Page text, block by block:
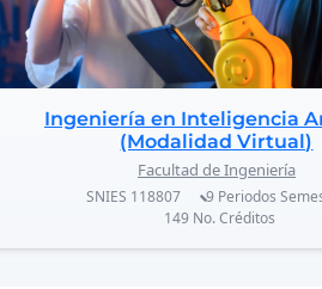
Ingeniería en Inteligencia
(Modalidad Virtual)
Facultad de Ingeniería
SNIES 118807 9 Periodos
149No. Créditos